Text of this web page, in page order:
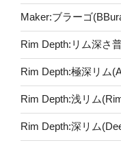
Maker:ブラーゴ
Rim Depth:リム深さ
Rim Depth:極深リム
Rim Depth:浅リム
Rim Depth:深リム